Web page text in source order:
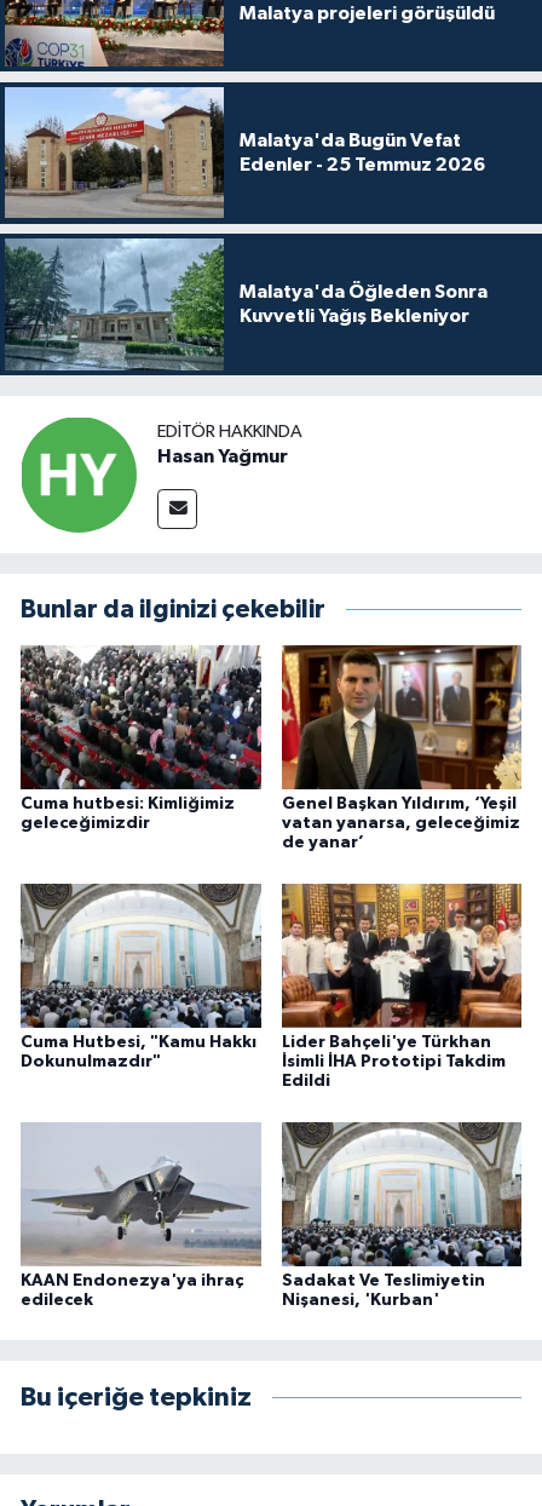
Malatya projeleri görüşüldü
Malatya'da Bugün Vefat
Edenler - 25 Temmuz 2026
Malatya'da Öğleden Sonra
Kuvvetli Yağış Bekleniyor
EDITÖR HAKKINDA
Hasan Yağmur
Bunlar da ilginizi çekebilir
Cuma hutbesi: Kimliğimiz
geleceğimizdir
Genel Başkan Yıldırım, ‘Yeşil
vatan yanarsa, geleceğimiz
de yanar’
Cuma Hutbesi, "Kamu Hakkı
Dokunulmazdır"
Lider Bahçeli'ye Türkhan
İsimli İHA Prototipi Takdim
Edildi
KAAN Endonezya'ya ihraç
edilecek
Sadakat Ve Teslimiyetin
Nişanesi, 'Kurban'
Bu içeriğe tepkiniz